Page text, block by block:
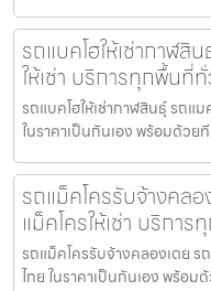
รถแบคโฮให้เช่ากาฬสิ
ให้เช่า บริการทุกพื้นที่
รถแบคโฮให้เช่ากาฬสินธุ์ รถแ
ในราคาเป็นกันเอง พร้อมด้ว
รถแม็คโครรับจ้างคล
แม็คโครให้เช่า บริกา
รถแม็คโครรับจ้างคลองเตย ร
ไทย ในราคาเป็นกันเอง พร้อ